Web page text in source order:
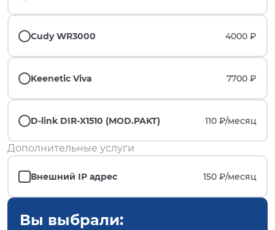
Cudy WR3000 4000 ₽
Keenetic Viva 7700 ₽
D-link DIR-X1510 (MOD.PAKT) 110 ₽/месяц
Дополнительные услуги
Внешний IP адрес 150 ₽/месяц
Вы выбрали: